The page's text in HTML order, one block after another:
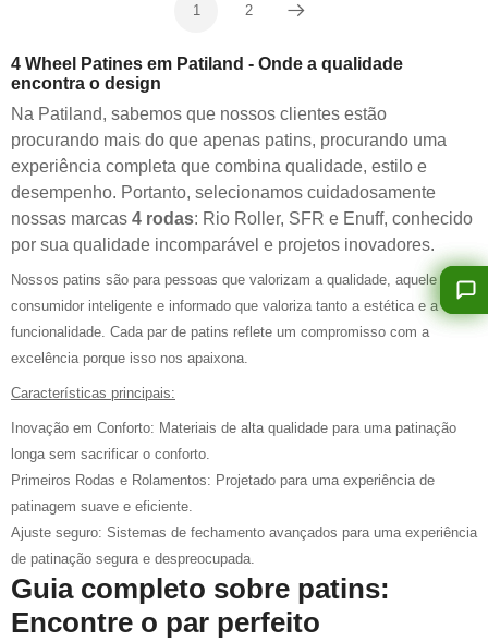
1 2
4 Wheel Patines em Patiland - Onde a qualidade
encontra o design
Na Patiland, sabemos que nossos clientes estão
procurando mais do que apenas patins, procurando uma
experiência completa que combina qualidade, estilo e
desempenho. Portanto, selecionamos cuidadosamente
nossas marcas 4 rodas: Rio Roller, SFR e Enuff, conhecido
por sua qualidade incomparável e projetos inovadores.
Nossos patins são para pessoas que valorizam a qualidade, aquele
consumidor inteligente e informado que valoriza tanto a estética e a
funcionalidade. Cada par de patins reflete um compromisso com a
excelência porque isso nos apaixona.
Características principais:
Inovação em Conforto: Materiais de alta qualidade para uma patinação
longa sem sacrificar o conforto.
Primeiros Rodas e Rolamentos: Projetado para uma experiência de
patinagem suave e eficiente.
Ajuste seguro: Sistemas de fechamento avançados para uma experiência
de patinação segura e despreocupada.
Guia completo sobre patins:
Encontre o par perfeito